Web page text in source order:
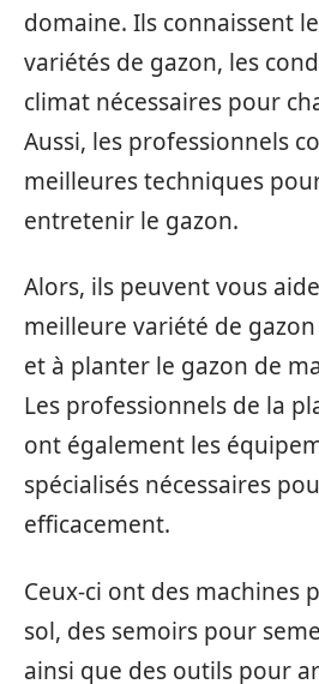
domaine. Ils connaissent
variétés de gazon, les
climat nécessaires pour
Aussi, les professionnels
meilleures techniques
entretenir le gazon.
Alors, ils peuvent vous
meilleure variété de
et à planter le gazon de
Les professionnels de la
ont également les
spécialisés nécessaires
efficacement.
Ceux-ci ont des machines
sol, des semoirs pour
ainsi que des outils pour